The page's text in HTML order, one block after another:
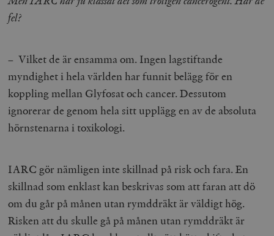
fel?
– Vilket de är ensamma om. Ingen lagstiftande
myndighet i hela världen har funnit belägg för en
koppling mellan Glyfosat och cancer. Dessutom
ignorerar de genom hela sitt upplägg en av de absoluta
hörnstenarna i toxikologi.
IARC gör nämligen inte skillnad på risk och fara. En
skillnad som enklast kan beskrivas som att faran att dö
om du går på månen utan rymddräkt är väldigt hög.
Risken att du skulle gå på månen utan rymddräkt är